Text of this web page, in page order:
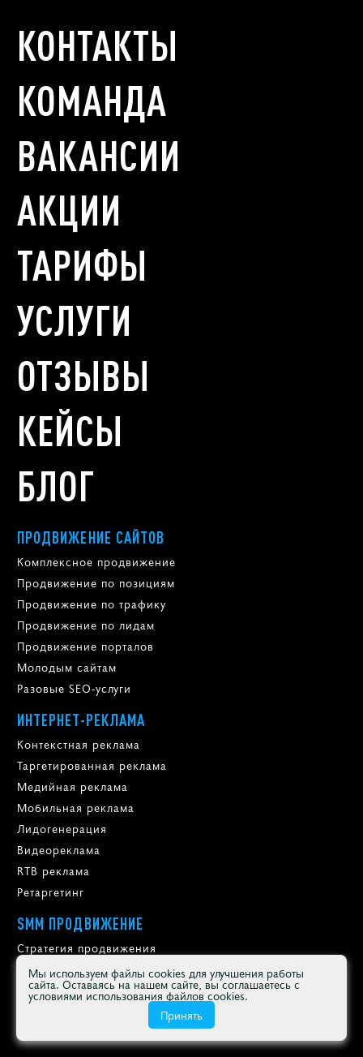
КОНТАКТЫ
КОМАНДА
ВАКАНСИИ
АКЦИИ
ТАРИФЫ
УСЛУГИ
ОТЗЫВЫ
КЕЙСЫ
БЛОГ
ПРОДВИЖЕНИЕ САЙТОВ
Комплексное продвижение
Продвижение по позициям
Продвижение по трафику
Продвижение по лидам
Продвижение порталов
Молодым сайтам
Разовые SEO-услуги
ИНТЕРНЕТ-РЕКЛАМА
Контекстная реклама
Таргетированная реклама
Медийная реклама
Мобильная реклама
Лидогенерация
Видеореклама
RTB реклама
Ретаргетинг
SMM ПРОДВИЖЕНИЕ
Стратегия продвижения
Оформление и ведение групп
Управление репутацией
Увеличение подписчиков
Информационная поддержка
Мы используем файлы cookies для улучшения работы
сайта. Оставаясь на нашем сайте, вы соглашаетесь с
условиями использования файлов cookies.
Принять